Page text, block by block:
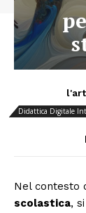
Didattica Digitale
Nel contesto
scolastica,